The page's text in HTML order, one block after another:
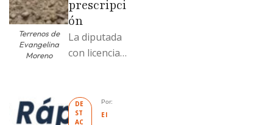
Terrenos de
Evangelina
Moreno
prescripci
ón
La diputada
con licencia
antecedente
s de
DE
ST
AC
Por:
El